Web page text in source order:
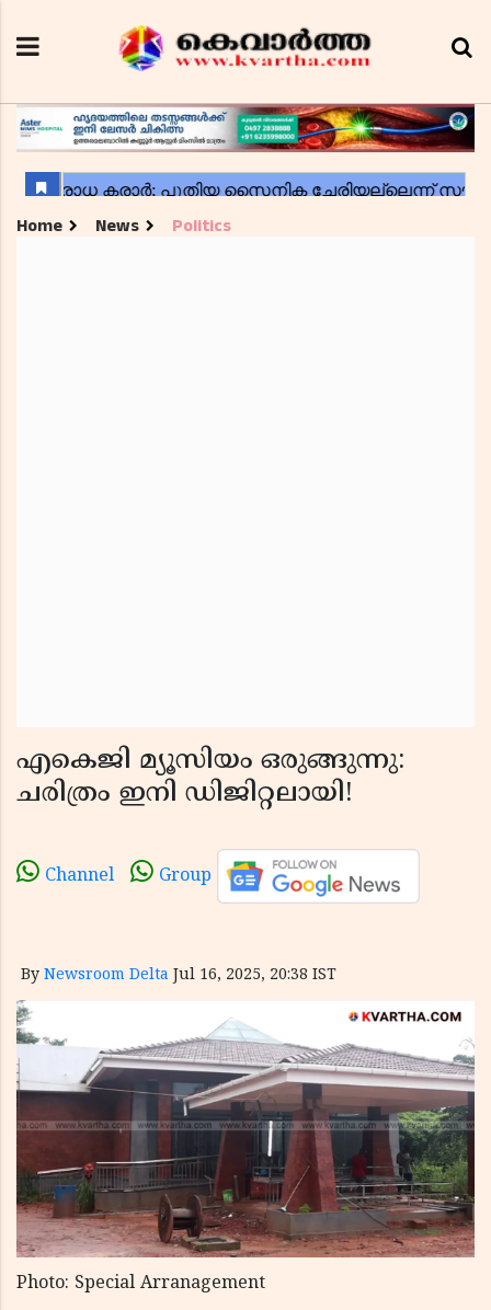
Home News Politics
എകെജി മ്യൂസിയം ഒരുങ്ങുന്നു:
ചരിത്രം ഇനി ഡിജിറ്റലായി!
Channel Group
By Newsroom Delta Jul 16, 2025, 20:38 IST
Photo: Special Arranagement